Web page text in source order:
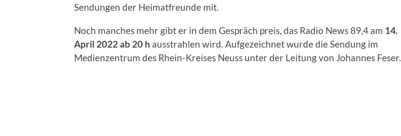
Sendungen der Heimatfreunde mit.
Noch manches mehr gibt er in dem Gespräch preis, das Radio News 89,4 am 14.
April 2022 ab 20 h ausstrahlen wird. Aufgezeichnet wurde die Sendung im
Medienzentrum des Rhein-Kreises Neuss unter der Leitung von Johannes Feser.